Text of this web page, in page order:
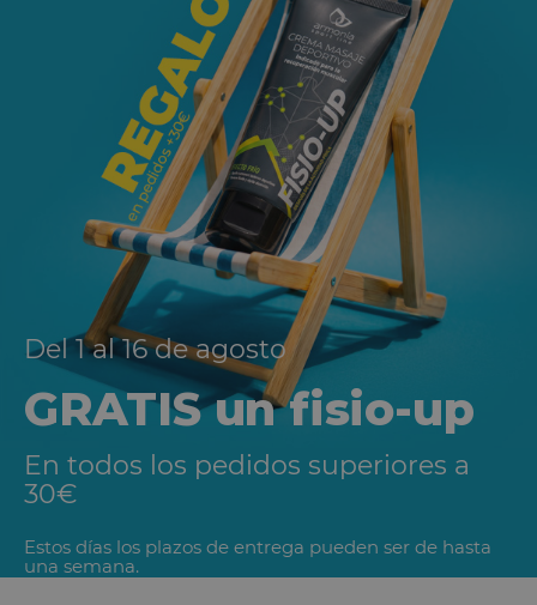
Del 1 al 16 de agosto
GRATIS un fisio-up
En todos los pedidos superiores a
30€
Estos días los plazos de entrega pueden ser de hasta
una semana.